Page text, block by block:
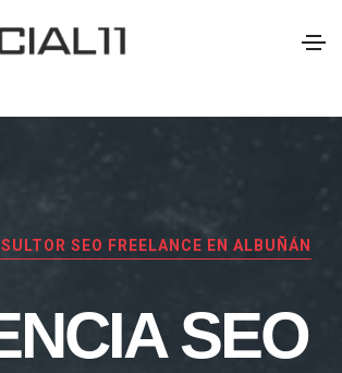
SEO FREELANCE EN ALBUÑÁN
SEO